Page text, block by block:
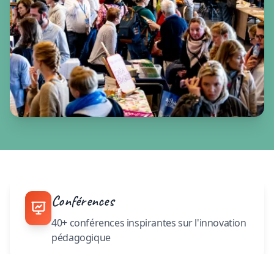
Conférences
40+ conférences inspirantes sur l'innovation
pédagogique